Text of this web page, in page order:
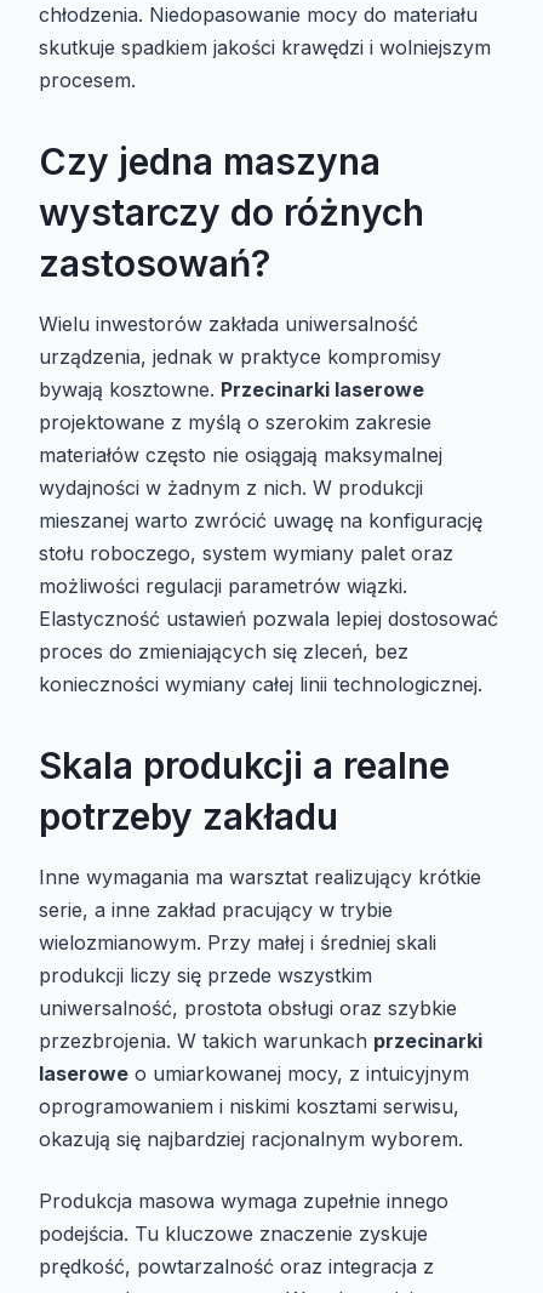
chłodzenia. Niedopasowanie mocy do materiału
skutkuje spadkiem jakości krawędzi i wolniejszym
procesem.
Czy jedna maszyna
wystarczy do różnych
zastosowań?
Wielu inwestorów zakłada uniwersalność
urządzenia, jednak w praktyce kompromisy
bywają kosztowne. Przecinarki laserowe
projektowane z myślą o szerokim zakresie
materiałów często nie osiągają maksymalnej
wydajności w żadnym z nich. W produkcji
mieszanej warto zwrócić uwagę na konfigurację
stołu roboczego, system wymiany palet oraz
możliwości regulacji parametrów wiązki.
Elastyczność ustawień pozwala lepiej dostosować
proces do zmieniających się zleceń, bez
konieczności wymiany całej linii technologicznej.
Skala produkcji a realne
potrzeby zakładu
Inne wymagania ma warsztat realizujący krótkie
serie, a inne zakład pracujący w trybie
wielozmianowym. Przy małej i średniej skali
produkcji liczy się przede wszystkim
uniwersalność, prostota obsługi oraz szybkie
przezbrojenia. W takich warunkach przecinarki
laserowe o umiarkowanej mocy, z intuicyjnym
oprogramowaniem i niskimi kosztami serwisu,
okazują się najbardziej racjonalnym wyborem.
Produkcja masowa wymaga zupełnie innego
podejścia. Tu kluczowe znaczenie zyskuje
prędkość, powtarzalność oraz integracja z